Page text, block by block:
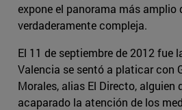
expone el panorama más amplio
verdaderamente compleja.
El 11 de septiembre de 2012 fue
Valencia se sentó a platicar con
Morales, alias El Directo, alguien
acaparado la atención de los